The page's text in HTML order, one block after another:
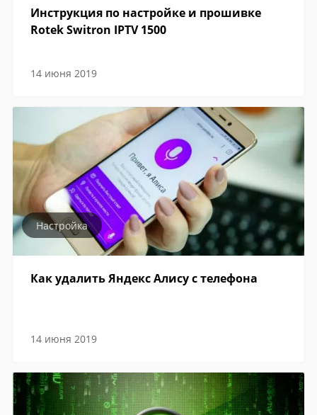
Инструкция по настройке и прошивке
Rotek Switron IPTV 1500
14 июня 2019
Настройка
Как удалить Яндекс Алису с телефона
14 июня 2019